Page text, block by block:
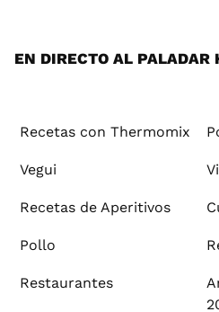
EN DIRECTO AL PALADAR
Recetas con Thermomix
Vegui
Recetas de Aperitivos
Pollo
Restaurantes